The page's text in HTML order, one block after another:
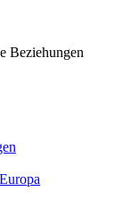
Beziehungen